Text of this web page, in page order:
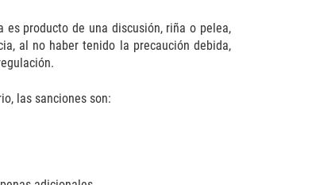
producto de una discusión, riña o pelea,
al no haber tenido la precaución debida,
las sanciones son: